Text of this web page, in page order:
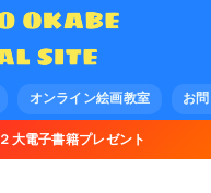
オンライン絵画教室 お
大電子書籍プレゼント